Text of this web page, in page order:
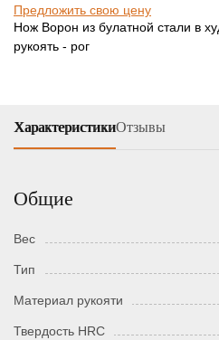
Предложить свою цену
Нож Ворон из булатной стали в
рукоять - рог
ХарактеристикиОтзывы
Общие
Вес
Тип
Материал рукояти
Твердость HRC